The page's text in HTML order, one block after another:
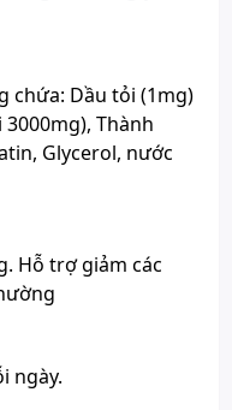
có tác dụng thay
chứa: Dầu tỏi (1mg)
Thành
Glycerol, nước
Hỗ trợ giảm các
ngày.